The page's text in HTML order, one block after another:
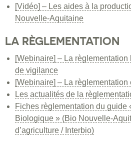
[Vidéo] – Les aides à la
Nouvelle-Aquitaine
LA RÈGLEMENTATION
[Webinaire] – La
de vigilance
[Webinaire] – La
Les actualités de la
Fiches règlementation du guide
Biologique » (Bio Nouvelle-
d’agriculture / Interbio)